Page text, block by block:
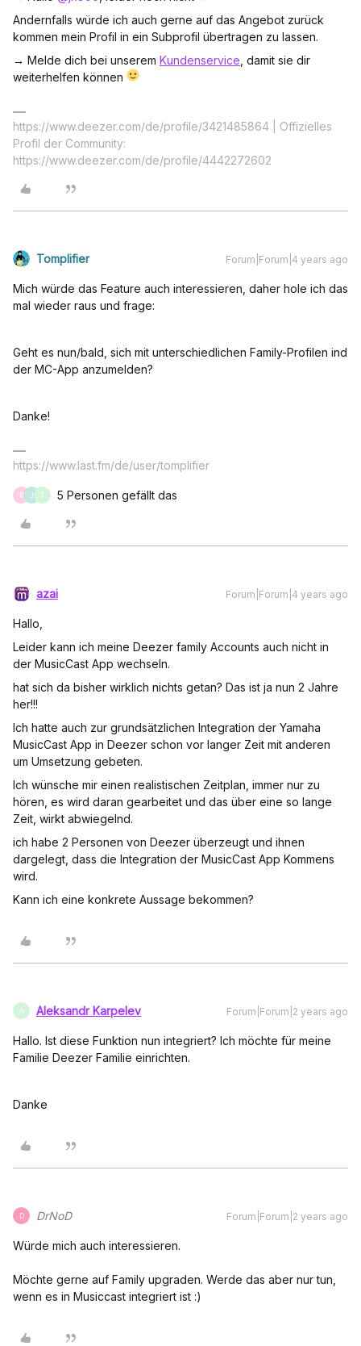
Andernfalls würde ich auch gerne auf das Angebot zurück
kommen mein Profil in ein Subprofil übertragen zu lassen.
→ Melde dich bei unserem Kundenservice , damit sie dir
weiterhelfen können
https://www.deezer.com/de/profile/3421485864 | Offizielles
Profil der Community:
https://www.deezer.com/de/profile/4442272602
Tomplifier Forum|Forum|4 years ago
Mich würde das Feature auch interessieren, daher hole ich das
mal wieder raus und frage:
Geht es nun/bald, sich mit unterschiedlichen Family-Profilen ind
der MC-App anzumelden?
Danke!
https://www.last.fm/de/user/tomplifier
R J T 5 Personen gefällt das
azai Forum|Forum|4 years ago
Hallo,
Leider kann ich meine Deezer family Accounts auch nicht in
der MusicCast App wechseln.
hat sich da bisher wirklich nichts getan? Das ist ja nun 2 Jahre
her!!!
Ich hatte auch zur grundsätzlichen Integration der Yamaha
MusicCast App in Deezer schon vor langer Zeit mit anderen
um Umsetzung gebeten.
Ich wünsche mir einen realistischen Zeitplan, immer nur zu
hören, es wird daran gearbeitet und das über eine so lange
Zeit, wirkt abwiegelnd.
ich habe 2 Personen von Deezer überzeugt und ihnen
dargelegt, dass die Integration der MusicCast App Kommens
wird.
Kann ich eine konkrete Aussage bekommen?
A Aleksandr Karpelev Forum|Forum|2 years ago
Hallo. Ist diese Funktion nun integriert? Ich möchte für meine
Familie Deezer Familie einrichten.
Danke
D DrNoD Forum|Forum|2 years ago
Würde mich auch interessieren.
Möchte gerne auf Family upgraden. Werde das aber nur tun,
wenn es in Musiccast integriert ist :)